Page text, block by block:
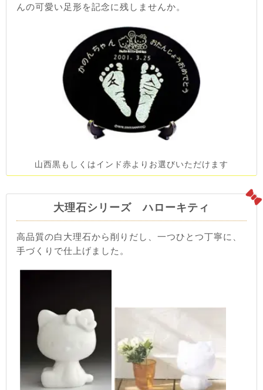
んの可愛い足形を記念に残しませんか。
山西黒もしくはインド赤よりお選びいただけます
大理石シリーズ ハローキティ
高品質の白大理石から削りだし、一つひとつ丁寧に、
手づくりで仕上げました。